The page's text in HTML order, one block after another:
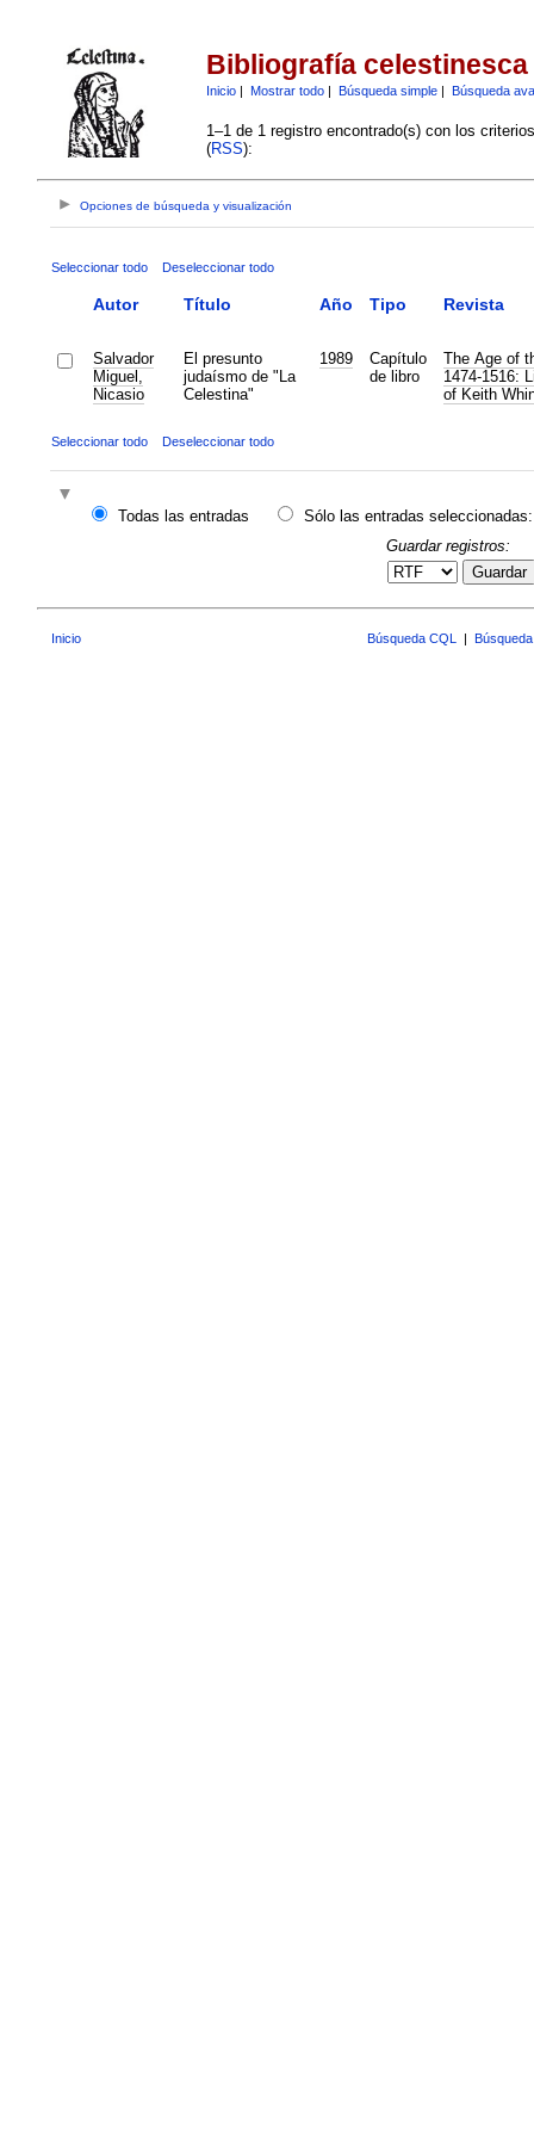
Bibliografía celestinesca
Inicio| Mostrar todo| Búsqueda simple| Búsqueda
1–1 de 1 registro encontrado(s) con los
(RSS):
Opciones de búsqueda y visualización
Seleccionar todo Deseleccionar todo
Autor Título Año Tipo Revista
Salvador
Miguel,
Nicasio
El presunto
judaísmo de "La
Celestina"
1989
Capítulo
de libro
The Age of
1474-1516:
of Keith
Seleccionar todo Deseleccionar todo
Todas las entradas
Sólo las entradas seleccionadas:
Guardar registros:
Guardar
Inicio Búsqueda CQL